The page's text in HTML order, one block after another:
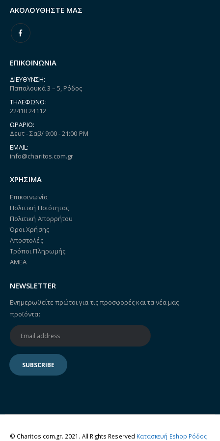
ΑΚΟΛΟΥΘΉΣΤΕ ΜΑΣ
ΕΠΙΚΟΙΝΩΝΙΑ
ΔΙΕΎΘΥΝΣΗ:
Παπαλουκά 3 – 5, Ρόδος
ΤΗΛΈΦΩΝΟ:
22410 24112
ΩΡΆΡΙΟ:
Δευτ - Σαβ/ 9:00 - 21:00 PM
EMAIL:
info@charitos.com.gr
ΧΡΗΣΙΜΑ
Επικοινωνία
Πολιτική Ποιότητας
Πολιτική Απορρήτου
Όροι Χρήσης
Αποστολές
Τρόποι Πληρωμής
ΑΜΕΑ
NEWSLETTER
Ενημερωθείτε πρώτοι για τις προσφορές και τα νέα μας
προϊόντα:
© Charitos.com.gr. 2021. All Rights Reserved Κατασκευή Eshop Ρόδος